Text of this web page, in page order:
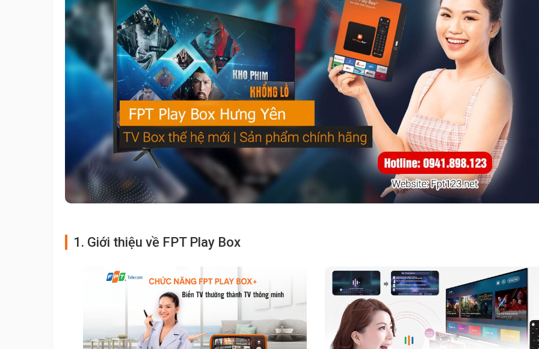
1. Giới thiệu về FPT Play Box